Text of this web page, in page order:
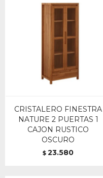
CRISTALERO FINESTRA
NATURE 2 PUERTAS 1
CAJON RUSTICO
OSCURO
$ 23.580